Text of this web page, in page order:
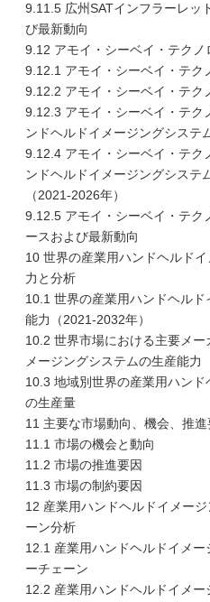
9.11.5 広州SATインフラーレッ
び最新動向
9.12 アモイ・シーベイ・テクノ
9.12.1 アモイ・シーベイ・テク
9.12.2 アモイ・シーベイ・テク
9.12.3 アモイ・シーベイ・テク
ンドヘルドイメージングシステ
9.12.4 アモイ・シーベイ・テク
ンドヘルドイメージングシステ
（2021-2026年）
9.12.5 アモイ・シーベイ・テク
ースおよび最新動向
10 世界の産業用ハンドヘルド
力と分析
10.1 世界の産業用ハンドヘル
能力（2021-2032年）
10.2 世界市場における主要メ
メージングシステムの生産能力
10.3 地域別世界の産業用ハン
の生産量
11 主要な市場動向、機会、推
11.1 市場の機会と動向
11.2 市場の推進要因
11.3 市場の制約要因
12 産業用ハンドヘルドイメー
ーン分析
12.1 産業用ハンドヘルドイメー
ーチェーン
12.2 産業用ハンドヘルドイメ